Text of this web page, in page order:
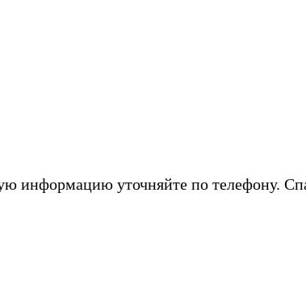
уточняйте по телефону.